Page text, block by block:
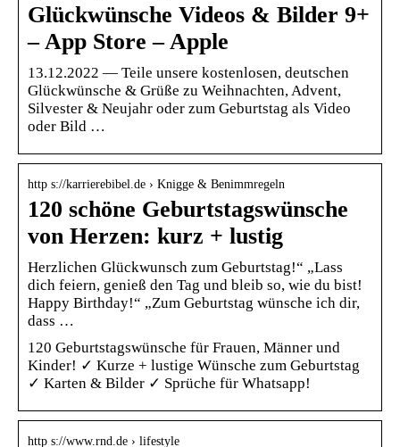
Glückwünsche Videos & Bilder 9+
– App Store – Apple
13.12.2022 — Teile unsere kostenlosen, deutschen
Glückwünsche & Grüße zu Weihnachten, Advent,
Silvester & Neujahr oder zum Geburtstag als Video
oder Bild …
http s://karrierebibel.de › Knigge & Benimmregeln
120 schöne Geburtstagswünsche
von Herzen: kurz + lustig
Herzlichen Glückwunsch zum Geburtstag!“ „Lass
dich feiern, genieß den Tag und bleib so, wie du bist!
Happy Birthday!“ „Zum Geburtstag wünsche ich dir,
dass …
120 Geburtstagswünsche für Frauen, Männer und
Kinder! ✓ Kurze + lustige Wünsche zum Geburtstag
✓ Karten & Bilder ✓ Sprüche für Whatsapp!
http s://www.rnd.de › lifestyle